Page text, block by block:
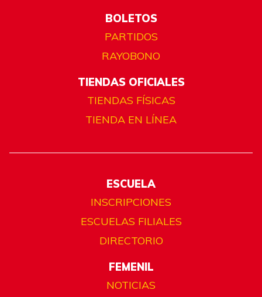
BOLETOS
PARTIDOS
RAYOBONO
TIENDAS OFICIALES
TIENDAS FÍSICAS
TIENDA EN LÍNEA
ESCUELA
INSCRIPCIONES
ESCUELAS FILIALES
DIRECTORIO
FEMENIL
NOTICIAS